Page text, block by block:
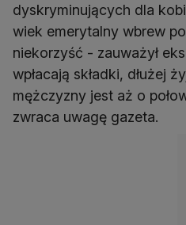
dyskryminujących dla
wiek emerytalny wbrew
niekorzyść - zauważył
wpłacają składki, dłużej
mężczyzny jest aż o
zwraca uwagę gazeta.